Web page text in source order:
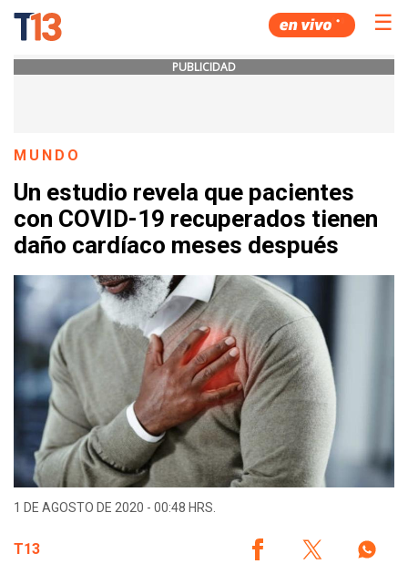
☰
PUBLICIDAD
MUNDO
Un estudio revela que pacientes
con COVID-19 recuperados tienen
daño cardíaco meses después
1 DE AGOSTO DE 2020 - 00:48 HRS.
T13